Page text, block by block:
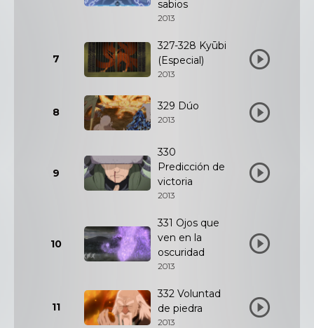
sabios
2013
7
327-328 Kyūbi
(Especial)
2013
8 329 Dúo
2013
9
330
Predicción de
victoria
2013
10
331 Ojos que
ven en la
oscuridad
2013
11
332 Voluntad
de piedra
2013